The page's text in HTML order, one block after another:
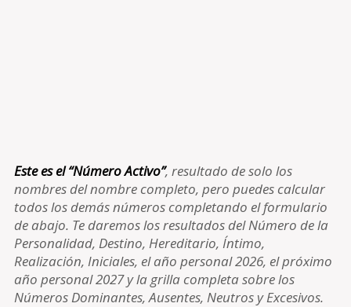
Este es el “Número Activo”, resultado de solo los
nombres del nombre completo, pero puedes calcular
todos los demás números completando el formulario
de abajo. Te daremos los resultados del Número de la
Personalidad, Destino, Hereditario, Íntimo,
Realización, Iniciales, el año personal 2026, el próximo
año personal 2027 y la grilla completa sobre los
Números Dominantes, Ausentes, Neutros y Excesivos.